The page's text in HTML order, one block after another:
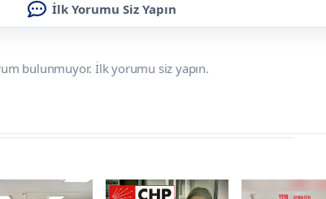
İlk Yorumu Siz Yapın
bulunmuyor. İlk yorumu siz yapın.